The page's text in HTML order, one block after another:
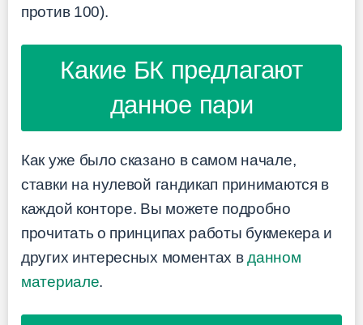
против 100).
Какие БК предлагают
данное пари
Как уже было сказано в самом начале,
ставки на нулевой гандикап принимаются в
каждой конторе. Вы можете подробно
прочитать о принципах работы букмекера и
других интересных моментах вданном
материале.